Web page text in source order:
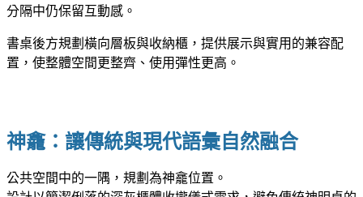
分隔中仍保留互動感。
書桌後方規劃橫向層板與收納櫃，提供展示與實用的兼容配
置，使整體空間更整齊、使用彈性更高。
神龕：讓傳統與現代語彙自然融合
公共空間中的一隅，規劃為神龕位置。